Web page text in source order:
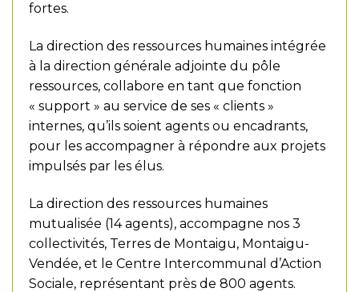
fortes.
La direction des ressources humaines intégrée
à la direction générale adjointe du pôle
ressources, collabore en tant que fonction
« support » au service de ses « clients »
internes, qu’ils soient agents ou encadrants,
pour les accompagner à répondre aux projets
impulsés par les élus.
La direction des ressources humaines
mutualisée (14 agents), accompagne nos 3
collectivités, Terres de Montaigu, Montaigu-
Vendée, et le Centre Intercommunal d’Action
Sociale, représentant près de 800 agents.